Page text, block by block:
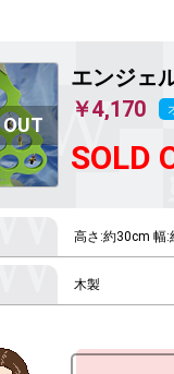
エンジェ
￥4,170
SOLD
高さ:約30cm 幅
木製